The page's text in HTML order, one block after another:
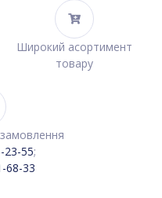
Широкий асортимент
товару
23-55;
68-33